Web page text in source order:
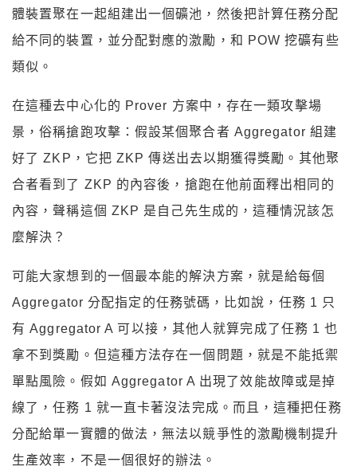
體裝置聚在一起組建出一個礦池，然後把計算任務分配
給不同的裝置，並分配對應的激勵，和 POW 挖礦有些
類似。
在這種去中心化的 Prover 方案中，存在一類攻擊場
景，俗稱搶跑攻擊：假設某個聚合者 Aggregator 組建
好了 ZKP，它把 ZKP 傳送出去以期獲得獎勵。其他聚
合者看到了 ZKP 的內容後，搶跑在他前面釋出相同的
內容，聲稱這個 ZKP 是自己先生成的，這種情況該怎
麼解決？
可能大家想到的一個最本能的解決方案，就是給每個
Aggregator 分配指定的任務號碼，比如說，任務 1 只
有 Aggregator A 可以接，其他人就算完成了任務 1 也
拿不到獎勵。但這種方法存在一個問題，就是不能抵禦
單點風險。假如 Aggregator A 出現了效能故障或是掉
線了，任務 1 就一直卡著沒法完成。而且，這種把任務
分配給單一實體的做法，無法以競爭性的激勵機制提升
生產效率，不是一個很好的辦法。